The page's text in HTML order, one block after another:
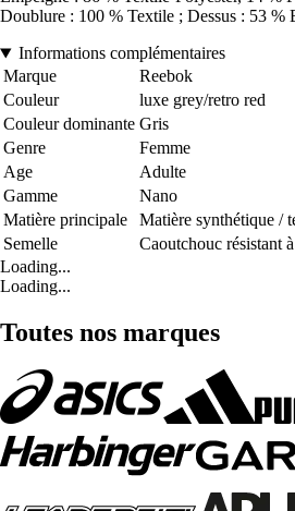
Doublure : 100 % Textile ; Dessus : 53 %
Informations complémentaires
Marque
Reebok
Couleur
luxe grey/retro red
Couleur dominante Gris
Genre
Femme
Age
Adulte
Gamme
Nano
Matière principale
Matière synthétique /
Semelle
Caoutchouc résistant
Loading...
Loading...
Toutes nos marques